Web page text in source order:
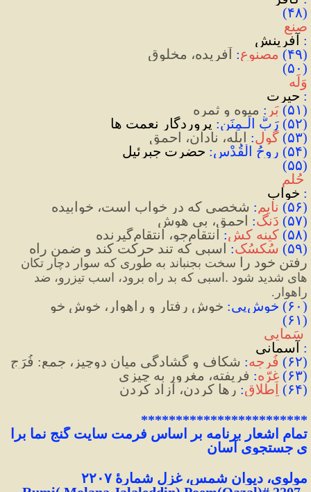
(۴۸)
صنع
:
آفرینش
(۴۹) مصنوع:
آفریده، مخلوق
(۵۰)
وَلَه
: حیرت
(۵۱) بَر : میوه و ثمره
(۵۲) رَبُّ الْـمِنَن:
پروردگار نعمت ها
(۵۳) گُول: ابله، نادان، احمق
(۵۴) روحُ الْقُدْس:
حضرت جبرئیل
(۵۵)
حُلم
: خواب
(۵۶) نایِم: شخصی که در خواب است، خوابیده
(۵۷) دَنگ: احمق، بی هوش
(۵۸) کینه کش: انتقام‌جو، انتقام‌گیرنده
(۵۹) سُکسُک:
رفتن خود را
های شدید شود .
راهوار.
(۶۰) خوشپی: خوش رفتار و راهوار، خوش خو
(۶۱)
سَمایی
: آسمانی
(۶۲) فُرجه: شکاف و گشادگی میان دوچیز، جمع: فُرَج
(۶۳) غِرّه: فریفته، مغرور به چیزی
(۶۴) اِطلاق: رها کردن، آزاد کردن
************************
تمام اشعار برنامه بر اساس فرمت سایت گنج نما برا
ی جستجوی آسان
مولوی، دیوان شمس، غزل شمارهٔ ۲۲۰۷